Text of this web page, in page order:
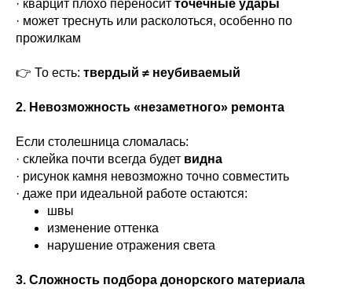
· кварцит плохо переносит точечные удары
· может треснуть или расколоться, особенно по
прожилкам
👉 То есть: твердый ≠ неубиваемый
2. Невозможность «незаметного» ремонта
Если столешница сломалась:
· склейка почти всегда будет видна
· рисунок камня невозможно точно совместить
· даже при идеальной работе остаются:
швы
изменение оттенка
нарушение отражения света
3. Сложность подбора донорского материала